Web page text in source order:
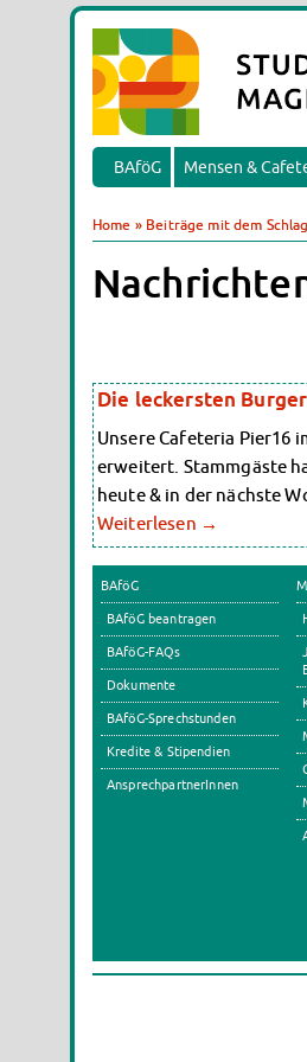
BAföG Mensen &
Home » Beiträge mit dem
Die leckersten
Unsere Cafeteria Pier16
erweitert. Stammgäste
heute & in der nächste
Weiterlesen →
BAföG
BAföG beantragen
BAföG-FAQs
Dokumente
BAföG-Sprechstunden
Kredite & Stipendien
AnsprechpartnerInnen